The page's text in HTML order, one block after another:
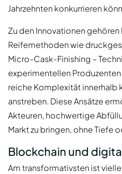
Jahrzehnten konkurrieren
Zu den Innovationen
Reifemethoden wie
Micro-Cask-Finishing –
experimentellen
reiche Komplexität innerhalb
anstreben. Diese Ansätze
Akteuren, hochwertige
Markt zu bringen, ohne Tiefe
Blockchain und
Am transformativsten ist